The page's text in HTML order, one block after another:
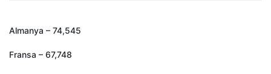
Almanya – 74,545
Fransa – 67,748